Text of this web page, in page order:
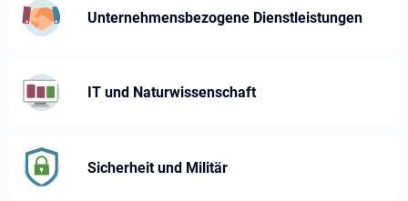
Unternehmens­bezogene Dienst­leistungen
IT und Naturwissenschaft
Sicherheit und Militär